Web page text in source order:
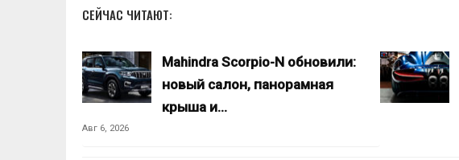
СЕЙЧАС ЧИТАЮТ:
Mahindra Scorpio-N обновили:
новый салон, панорамная
крыша и…
Авг 6, 2026